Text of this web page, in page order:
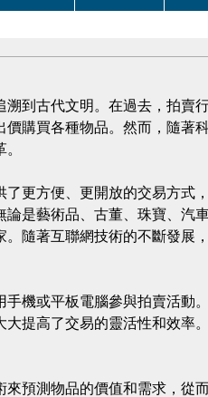
到古代文明。在過去，拍賣
購買各種物品。然而，隨著
更方便、更開放的交易方式
是藝術品、古董、珠寶、汽
隨著互聯網技術的不斷發展
機或平板電腦參與拍賣活動
提高了交易的靈活性和效率
預測物品的價值和需求，從